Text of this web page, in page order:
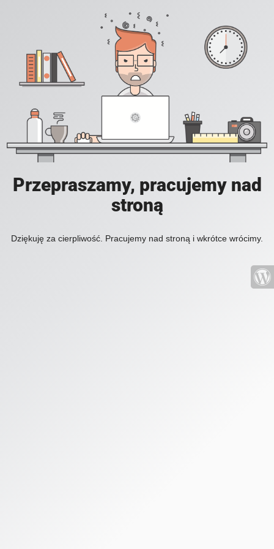
Przepraszamy, pracujemy nad
stroną
Dziękuję za cierpliwość. Pracujemy nad stroną i wkrótce wrócimy.